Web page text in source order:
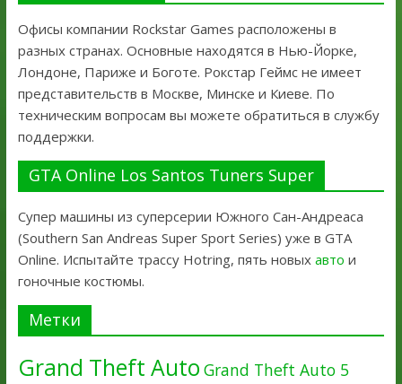
Офисы компании Rockstar Games расположены в
разных странах. Основные находятся в Нью-Йорке,
Лондоне, Париже и Боготе. Рокстар Геймс не имеет
представительств в Москве, Минске и Киеве. По
техническим вопросам вы можете обратиться в службу
поддержки.
GTA Online Los Santos Tuners Super
Супер машины из суперсерии Южного Сан-Андреаса
(Southern San Andreas Super Sport Series) уже в GTA
Online. Испытайте трассу Hotring, пять новых авто и
гоночные костюмы.
Метки
Grand Theft Auto Grand Theft Auto 5